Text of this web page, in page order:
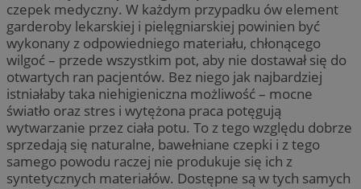
czepek medyczny. W każdym przypadku ów element
garderoby lekarskiej i pielęgniarskiej powinien być
wykonany z odpowiedniego materiału, chłonącego
wilgoć – przede wszystkim pot, aby nie dostawał się do
otwartych ran pacjentów. Bez niego jak najbardziej
istniałaby taka niehigieniczna możliwość – mocne
światło oraz stres i wytężona praca potęgują
wytwarzanie przez ciała potu. To z tego względu dobrze
sprzedają się naturalne, bawełniane czepki i z tego
samego powodu raczej nie produkuje się ich z
syntetycznych materiałów. Dostępne są w tych samych